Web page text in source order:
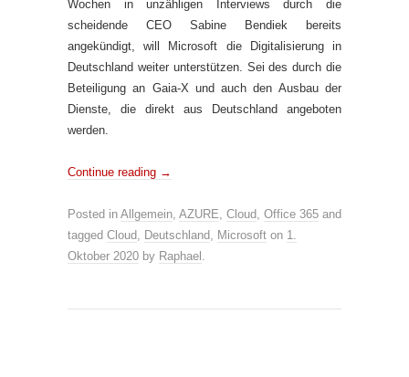
Wochen in unzähligen Interviews durch die
scheidende CEO Sabine Bendiek bereits
angekündigt, will Microsoft die Digitalisierung in
Deutschland weiter unterstützen. Sei des durch die
Beteiligung an Gaia-X und auch den Ausbau der
Dienste, die direkt aus Deutschland angeboten
werden.
Continue reading →
Posted in Allgemein, AZURE, Cloud, Office 365 and
tagged Cloud, Deutschland, Microsoft on 1.
Oktober 2020 by Raphael .